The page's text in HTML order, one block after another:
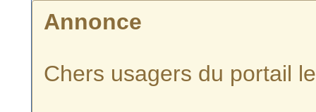
Annonce
Chers usagers du portail